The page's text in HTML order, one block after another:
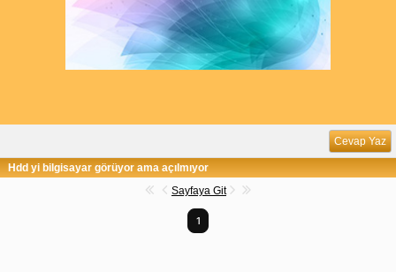
Cevap Yaz
Hdd yi bilgisayar görüyor ama açılmıyor
Sayfaya Git
1